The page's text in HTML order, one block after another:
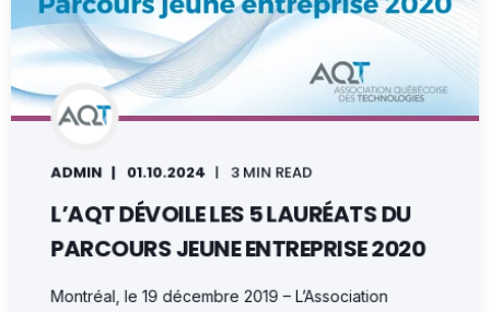
ADMIN 01.10.2024 3 MIN READ
L’AQT DÉVOILE LES 5 LAURÉATS DU
PARCOURS JEUNE ENTREPRISE 2020
Montréal, le 19 décembre 2019 – L’Association